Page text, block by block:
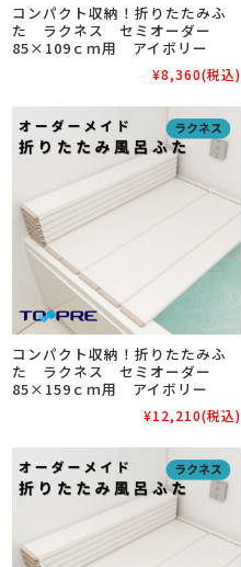
コンパクト収納！折りたたみふ
た ラクネス セミオーダー
85×109ｃｍ用 アイボリー
¥8,360(税込)
コンパクト収納！折りたたみふ
た ラクネス セミオーダー
85×159ｃｍ用 アイボリー
¥12,210(税込)